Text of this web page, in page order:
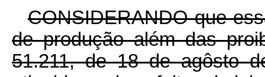
CONSIDERANDO que
de produção além das
51.211, de 18 de agôsto